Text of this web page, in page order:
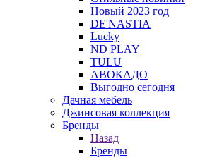
Новый 2023 год
DE'NASTIA
Lucky
ND PLAY
TULU
АВОКАДО
Выгодно сегодня
Дачная мебель
Джинсовая коллекция
Бренды
Назад
Бренды